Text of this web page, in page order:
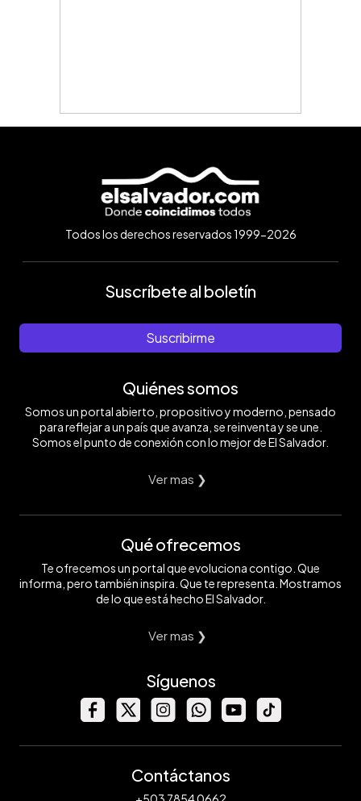
Todos los derechos reservados 1999-2026
Suscríbete al boletín
Suscribirme
Quiénes somos
Somos un portal abierto, propositivo y moderno, pensado
para reflejar a un país que avanza, se reinventa y se une.
Somos el punto de conexión con lo mejor de El Salvador.
Ver mas ❯
Qué ofrecemos
Te ofrecemos un portal que evoluciona contigo. Que
informa, pero también inspira. Que te representa. Mostramos
de lo que está hecho El Salvador.
Ver mas ❯
Síguenos
Contáctanos